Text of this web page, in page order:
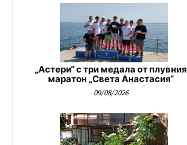
„Астери“ с три медала от плувния
маратон „Света Анастасия“
09/08/2026